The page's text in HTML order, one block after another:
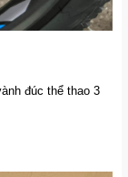
đúc thể thao 3